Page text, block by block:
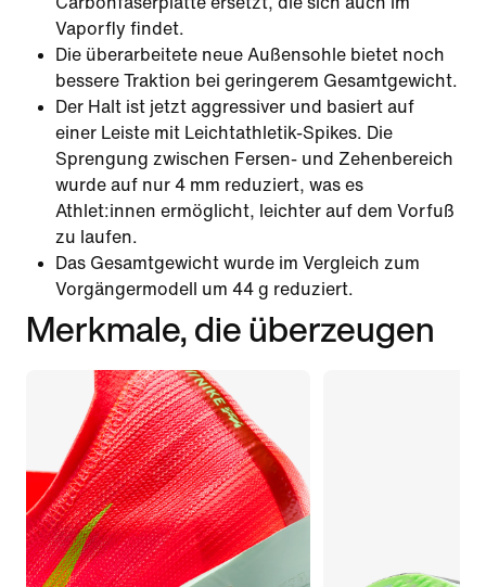
Vaporfly findet.
Die überarbeitete neue Außensohle bietet noch
bessere Traktion bei geringerem Gesamtgewicht.
Der Halt ist jetzt aggressiver und basiert auf
einer Leiste mit Leichtathletik-Spikes. Die
Sprengung zwischen Fersen- und Zehenbereich
wurde auf nur 4 mm reduziert, was es
Athlet:innen ermöglicht, leichter auf dem Vorfuß
zu laufen.
Das Gesamtgewicht wurde im Vergleich zum
Vorgängermodell um 44 g reduziert.
Merkmale, die überzeugen